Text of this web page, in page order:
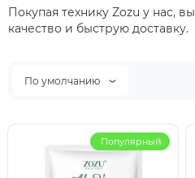
Покупая технику Zozu у нас,
качество и быструю доставку.
По умолчанию
Популярный